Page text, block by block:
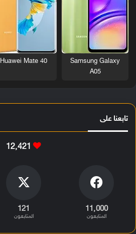
Samsung Galaxy
A05
Huawei Mate 40
تابعنا على
12٬421
11٬000
المتابعون
121
المتابعون